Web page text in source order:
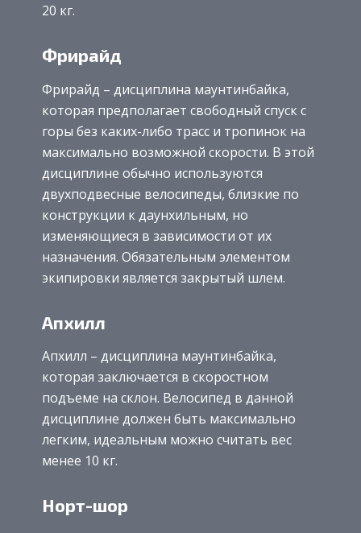
20 кг.
Фрирайд
Фрирайд – дисциплина маунтинбайка,
которая предполагает свободный спуск с
горы без каких-либо трасс и тропинок на
максимально возможной скорости. В этой
дисциплине обычно используются
двухподвесные велосипеды, близкие по
конструкции к даунхильным, но
изменяющиеся в зависимости от их
назначения. Обязательным элементом
экипировки является закрытый шлем.
Апхилл
Апхилл – дисциплина маунтинбайка,
которая заключается в скоростном
подъеме на склон. Велосипед в данной
дисциплине должен быть максимально
легким, идеальным можно считать вес
менее 10 кг.
Норт-шор